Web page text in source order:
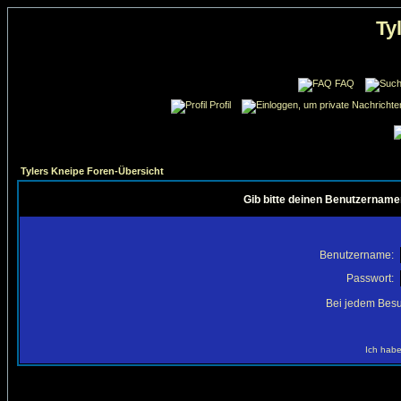
FAQ
Profil
Tylers Kneipe Foren-Übersicht
Gib bitte deinen
Benutzername:
Passwort:
Bei jedem
Ich